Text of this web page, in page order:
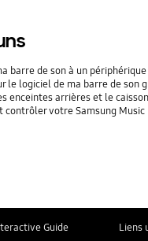
barre de son à un
le logiciel de ma barre de son
enceintes arrières et le
contrôler votre Samsung Music
Guide Liens